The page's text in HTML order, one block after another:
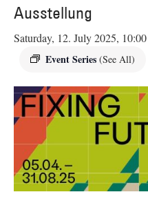
Ausstellung
Saturday, 12. July 2025, 10:00
Event Series (See All)